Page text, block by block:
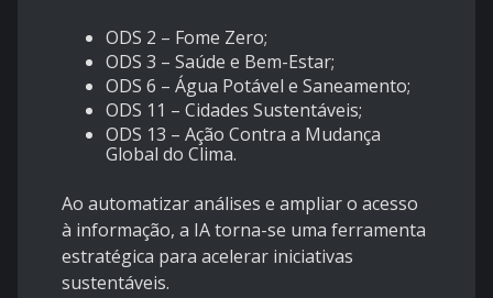
ODS 2 – Fome Zero;
ODS 3 – Saúde e Bem-Estar;
ODS 6 – Água Potável e Saneamento;
ODS 11 – Cidades Sustentáveis;
ODS 13 – Ação Contra a Mudança
Global do Clima.
Ao automatizar análises e ampliar o acesso
à informação, a IA torna-se uma ferramenta
estratégica para acelerar iniciativas
sustentáveis.